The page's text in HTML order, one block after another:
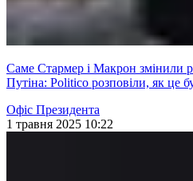
Саме Стармер і Макрон змінили
Путіна: Politico розповіли, як це
Офіс Президента
1 травня 2025 10:22